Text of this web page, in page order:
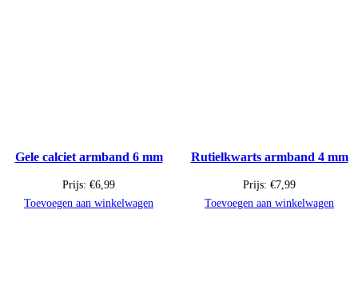
Gele calciet armband 6 mm
Prijs: €6,99
Toevoegen aan winkelwagen
Rutielkwarts armband 4 mm
Prijs: €7,99
Toevoegen aan winkelwagen